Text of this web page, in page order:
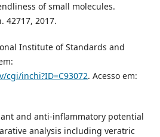
of small molecules.
42717, 2017.
Institute of Standards and
cgi/inchi?ID=C93072. Acesso em:
and anti-inflammatory potential
analysis including veratric